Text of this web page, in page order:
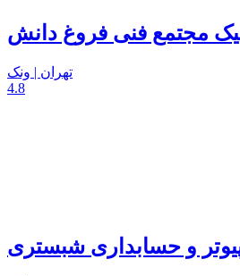
مجتمع فنی فروغ دانش
تهران | ونک
4.8
و حسابداری شبستری